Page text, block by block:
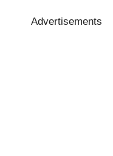
Advertisements